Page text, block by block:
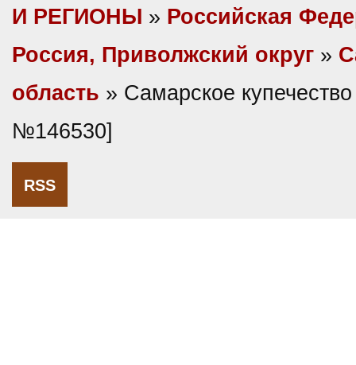
И РЕГИОНЫ » Российская
Россия, Приволжский округ »
область » Самарское
№146530]
RSS